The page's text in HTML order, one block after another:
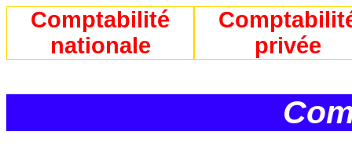
Comptabilité
nationale
privée